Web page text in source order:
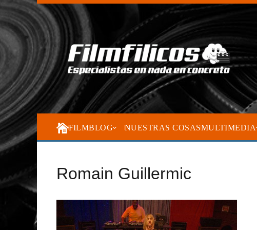
FILMBLOG NUESTRAS COSASMULTIMEDIA
Romain Guillermic